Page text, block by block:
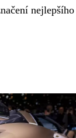
nejlepšího